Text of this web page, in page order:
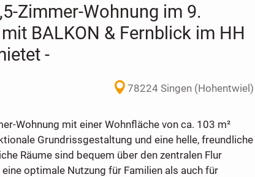
Zimmer-Wohnung im 9.
BALKON & Fernblick im HH
-
78224 Singen (Hohentwiel)
Wohnung mit einer Wohnfläche von ca. 103 m²
Grundrissgestaltung und eine helle, freundliche
Räume sind bequem über den zentralen Flur
optimale Nutzung für Familien als auch für